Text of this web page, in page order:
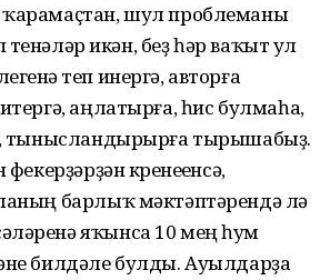
шул проблеманы
үтенәләр икән, беҙ һәр ваҡыт ул
үтеп инергә, авторға
аңлатырға, һис булмаһа,
тынысландырырға тырышабыҙ.
күренеүенсә,
барлыҡ мәктәптәрендә лә
яҡынса 10 мең һум
билдәле булды. Ауылдарҙа